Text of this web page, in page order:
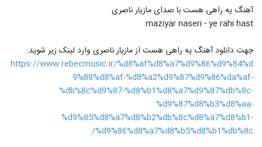
آهنگ یه راهی هست با صدای مازیار ناصری
maziyar naseri - ye rahi hast
جهت دانلود آهنگ یه راهی هست از مازیار ناصری وارد لینک زیر شوید:
https://www.rebecmusic.ir/%d8%af%d8%a7%d9%86%d9%84%d
9%88%d8%af-%d8%a2%d9%87%d9%86%da%af-
%db%8c%d9%87-%d8%b1%d8%a7%d9%87%db%8c-
%d9%87%d8%b3%d8%aa-
%d9%85%d8%a7%d8%b2%db%8c%d8%a7%d8%b1-
%d9%86%d8%a7%d8%b5%d8%b1%db%8c/